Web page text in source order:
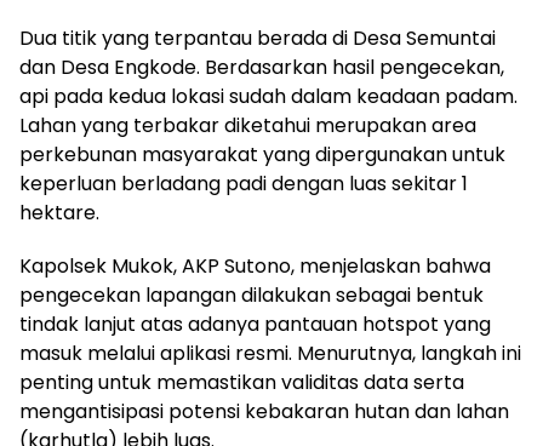
Dua titik yang terpantau berada di Desa Semuntai
dan Desa Engkode. Berdasarkan hasil pengecekan,
api pada kedua lokasi sudah dalam keadaan padam.
Lahan yang terbakar diketahui merupakan area
perkebunan masyarakat yang dipergunakan untuk
keperluan berladang padi dengan luas sekitar 1
hektare.
Kapolsek Mukok, AKP Sutono, menjelaskan bahwa
pengecekan lapangan dilakukan sebagai bentuk
tindak lanjut atas adanya pantauan hotspot yang
masuk melalui aplikasi resmi. Menurutnya, langkah ini
penting untuk memastikan validitas data serta
mengantisipasi potensi kebakaran hutan dan lahan